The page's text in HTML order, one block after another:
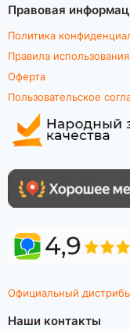
Правовая
Политика
Правила
Оферта
Пользовательское
Официальный
Наши контакты